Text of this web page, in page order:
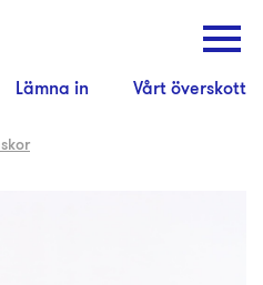
Lämna in Vårt överskott